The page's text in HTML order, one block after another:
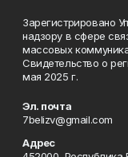
Зарегистрировано
надзору в сфере
массовых
Свидетельство о
мая 2025 г.
Эл. почта
7belizv@gmail.com
Адрес